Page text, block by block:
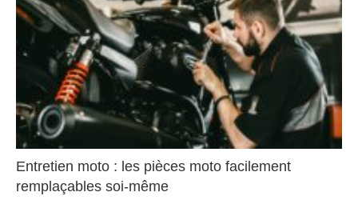
Entretien moto : les pièces moto facilement
remplaçables soi-même